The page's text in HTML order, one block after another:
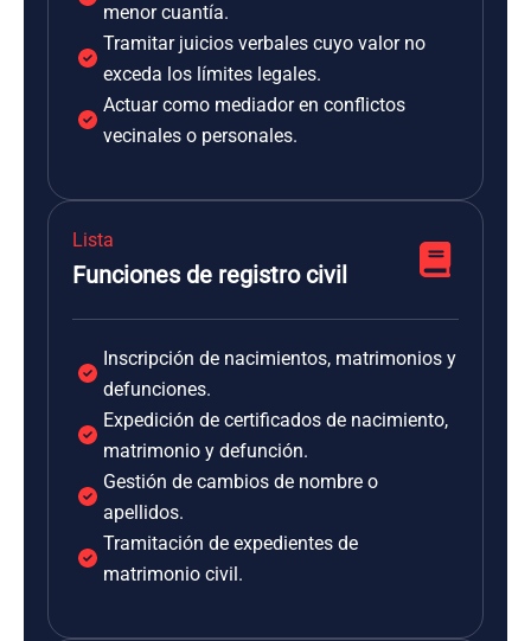
menor cuantía.
Tramitar juicios verbales cuyo valor no
exceda los límites legales.
Actuar como mediador en conflictos
vecinales o personales.
Lista
Funciones de registro civil
Inscripción de nacimientos, matrimonios y
defunciones.
Expedición de certificados de nacimiento,
matrimonio y defunción.
Gestión de cambios de nombre o
apellidos.
Tramitación de expedientes de
matrimonio civil.